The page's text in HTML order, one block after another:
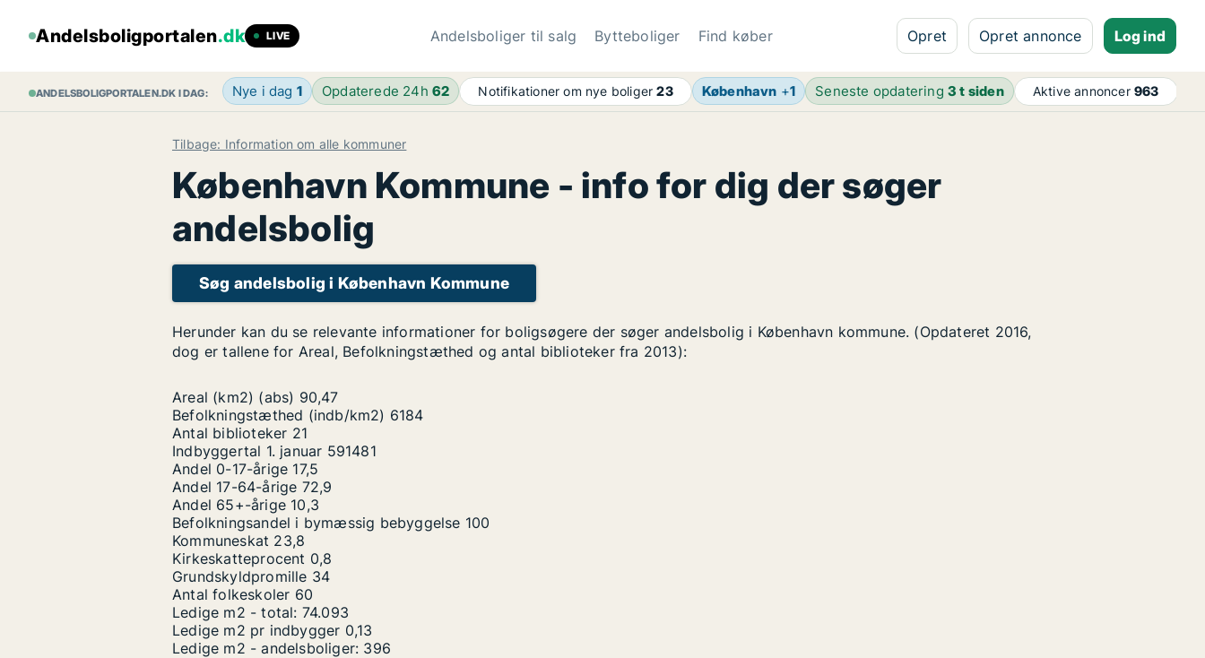
Andelsboligportalen.dk LIVE Andelsboliger til salg Bytteboliger Find køber Opret Opret annonce Log ind
ANDELSBOLIGPORTALEN.DK I DAG: Nye i dag 1 Opdaterede 24h62 Notifikationer om nye boliger23 København +1 Seneste opdatering3 t siden Aktive annoncer963
Tilbage: Information om alle kommuner
København Kommune - info for dig der søger
andelsbolig
Søg andelsbolig i København Kommune
Herunder kan du se relevante informationer for boligsøgere der søger andelsbolig i København kommune. (Opdateret 2016,
dog er tallene for Areal, Befolkningstæthed og antal biblioteker fra 2013):
Areal (km2) (abs) 90,47
Befolkningstæthed (indb/km2) 6184
Antal biblioteker 21
Indbyggertal 1. januar 591481
Andel 0-17-årige 17,5
Andel 17-64-årige 72,9
Andel 65+-årige 10,3
Befolkningsandel i bymæssig bebyggelse 100
Kommuneskat 23,8
Kirkeskatteprocent 0,8
Grundskyldpromille 34
Antal folkeskoler 60
Ledige m2 - total: 74.093
Ledige m2 pr indbygger 0,13
Ledige m2 - andelsboliger: 396